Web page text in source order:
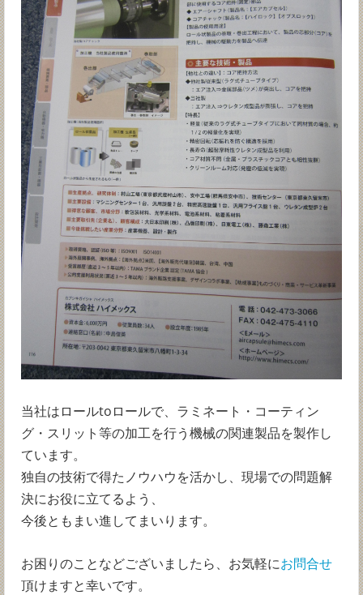
当社はロールtoロールで、ラミネート・コーティン
グ・スリット等の加工を行う機械の関連製品を製作し
ています。
独自の技術で得たノウハウを活かし、現場での問題解
決にお役に立てるよう、
今後ともまい進してまいります。
お困りのことなどございましたら、お気軽にお問合せ
頂けますと幸いです。